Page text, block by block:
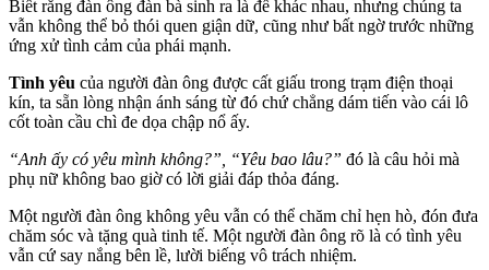
Biết rằng đàn ông đàn bà sinh ra là để khác nhau, nhưng chúng ta
vẫn không thể bỏ thói quen giận dữ, cũng như bất ngờ trước những
ứng xử tình cảm của phái mạnh.
Tình yêu của người đàn ông được cất giấu trong trạm điện thoại
kín, ta sẵn lòng nhận ánh sáng từ đó chứ chẳng dám tiến vào cái lô
cốt toàn cầu chì đe dọa chập nổ ấy.
“Anh ấy có yêu mình không?”, “Yêu bao lâu?” đó là câu hỏi mà
phụ nữ không bao giờ có lời giải đáp thỏa đáng.
Một người đàn ông không yêu vẫn có thể chăm chỉ hẹn hò, đón đưa
chăm sóc và tặng quà tinh tế. Một người đàn ông rõ là có tình yêu
vẫn cứ say nắng bên lề, lười biếng vô trách nhiệm.